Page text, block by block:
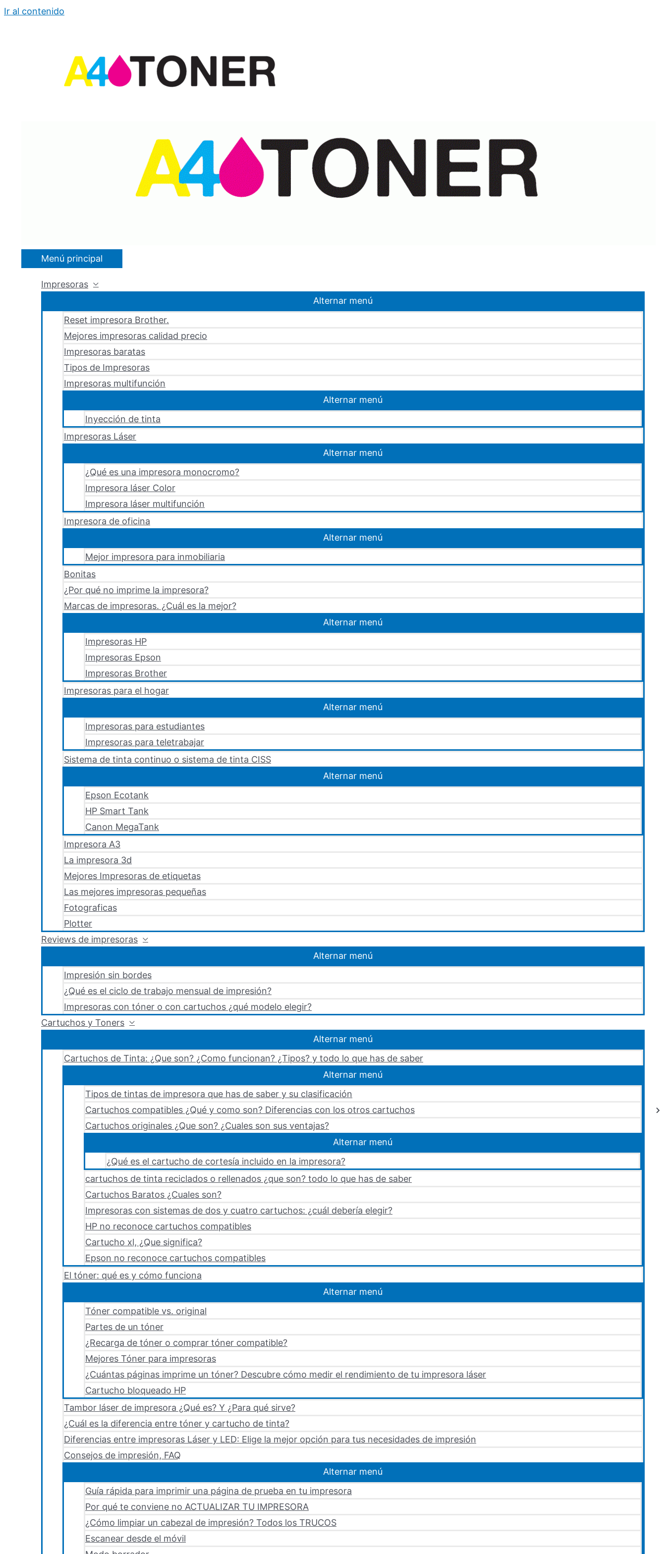
Ir al contenido
Menú principal
Impresoras
Alternar menú
Reset impresora Brother.
Mejores impresoras calidad precio
Impresoras baratas
Tipos de Impresoras
Impresoras multifunción
Alternar menú
Inyección de tinta
Impresoras Láser
Alternar menú
¿Qué es una impresora monocromo?
Impresora láser Color
Impresora láser multifunción
Impresora de oficina
Alternar menú
Mejor impresora para inmobiliaria
Bonitas
¿Por qué no imprime la impresora?
Marcas de impresoras. ¿Cuál es la mejor?
Alternar menú
Impresoras HP
Impresoras Epson
Impresoras Brother
Impresoras para el hogar
Alternar menú
Impresoras para estudiantes
Impresoras para teletrabajar
Sistema de tinta continuo o sistema de tinta CISS
Alternar menú
Epson Ecotank
HP Smart Tank
Canon MegaTank
Impresora A3
La impresora 3d
Mejores Impresoras de etiquetas
Las mejores impresoras pequeñas
Fotograficas
Plotter
Reviews de impresoras
Alternar menú
Impresión sin bordes
¿Qué es el ciclo de trabajo mensual de impresión?
Impresoras con tóner o con cartuchos ¿qué modelo elegir?
Cartuchos y Toners
Alternar menú
Cartuchos de Tinta: ¿Que son? ¿Como funcionan? ¿Tipos? y todo lo que has de saber
Alternar menú
Tipos de tintas de impresora que has de saber y su clasificación
Cartuchos compatibles ¿Qué y como son? Diferencias con los otros cartuchos
Cartuchos originales ¿Que son? ¿Cuales son sus ventajas?
Alternar menú
¿Qué es el cartucho de cortesía incluido en la impresora?
cartuchos de tinta reciclados o rellenados ¿que son? todo lo que has de saber
Cartuchos Baratos ¿Cuales son?
Impresoras con sistemas de dos y cuatro cartuchos: ¿cuál debería elegir?
HP no reconoce cartuchos compatibles
Cartucho xl, ¿Que significa?
Epson no reconoce cartuchos compatibles
El tóner: qué es y cómo funciona
Alternar menú
Tóner compatible vs. original
Partes de un tóner
¿Recarga de tóner o comprar tóner compatible?
Mejores Tóner para impresoras
¿Cuántas páginas imprime un tóner? Descubre cómo medir el rendimiento de tu impresora láser
Cartucho bloqueado HP
Tambor láser de impresora ¿Qué es? Y ¿Para qué sirve?
¿Cuál es la diferencia entre tóner y cartucho de tinta?
Diferencias entre impresoras Láser y LED: Elige la mejor opción para tus necesidades de impresión
Consejos de impresión, FAQ
Alternar menú
Guía rápida para imprimir una página de prueba en tu impresora
Por qué te conviene no ACTUALIZAR TU IMPRESORA
¿Cómo limpiar un cabezal de impresión? Todos los TRUCOS
Escanear desde el móvil